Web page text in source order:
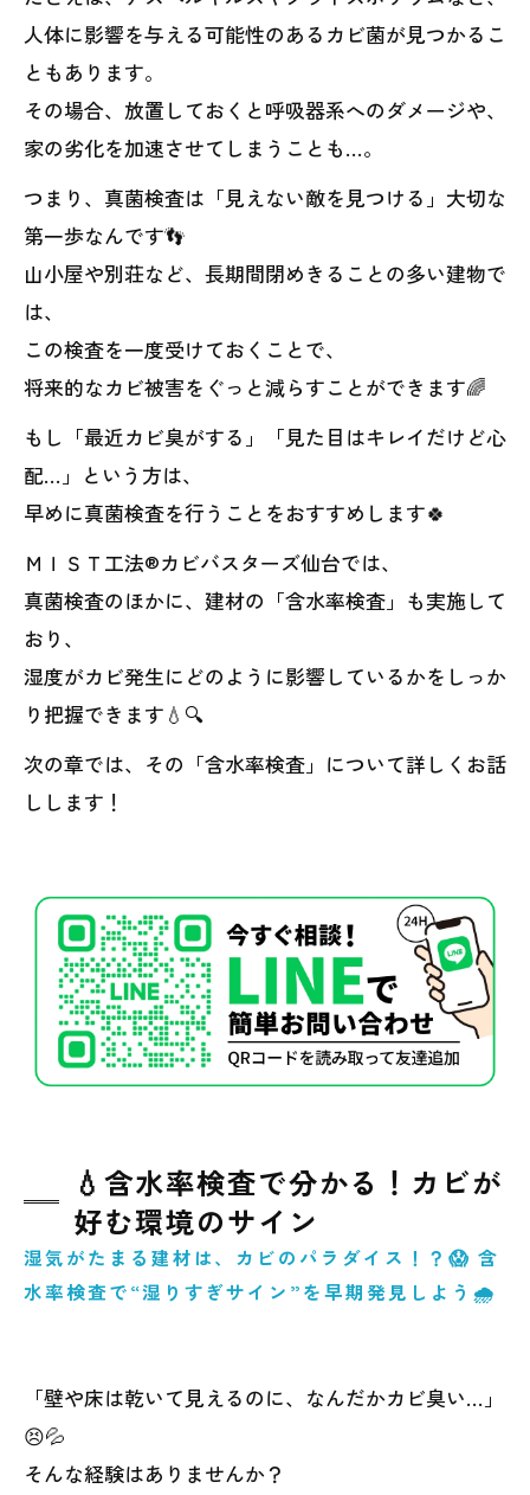
人体に影響を与える可能性のあるカビ菌が見つかるこ
ともあります。
その場合、放置しておくと呼吸器系へのダメージや、
家の劣化を加速させてしまうことも…。
つまり、真菌検査は「見えない敵を見つける」大切な
第一歩なんです👣
山小屋や別荘など、長期間閉めきることの多い建物で
は、
この検査を一度受けておくことで、
将来的なカビ被害をぐっと減らすことができます🌈
もし「最近カビ臭がする」「見た目はキレイだけど心
配…」という方は、
早めに真菌検査を行うことをおすすめします🍀
ＭＩＳＴ工法®カビバスターズ仙台では、
真菌検査のほかに、建材の「含水率検査」も実施して
おり、
湿度がカビ発生にどのように影響しているかをしっか
り把握できます💧🔍
次の章では、その「含水率検査」について詳しくお話
しします！
💧含水率検査で分かる！カビが
好む環境のサイン
湿気がたまる建材は、カビのパラダイス！？😱 含
水率検査で“湿りすぎサイン”を早期発見しよう🌧️
「壁や床は乾いて見えるのに、なんだかカビ臭い…」
😣💦
そんな経験はありませんか？